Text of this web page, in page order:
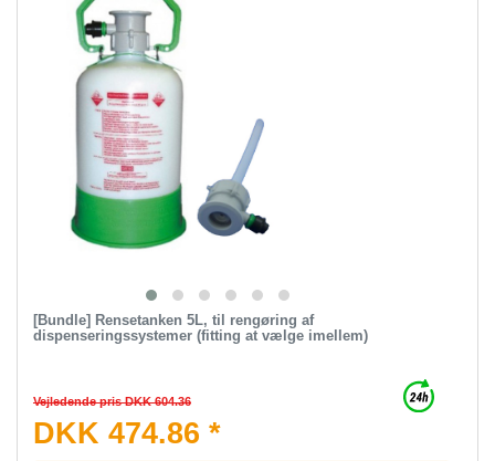
[Bundle] Rensetanken 5L, til rengøring af
dispenseringssystemer (fitting at vælge imellem)
Vejledende pris DKK 604.36
DKK 474.86 *